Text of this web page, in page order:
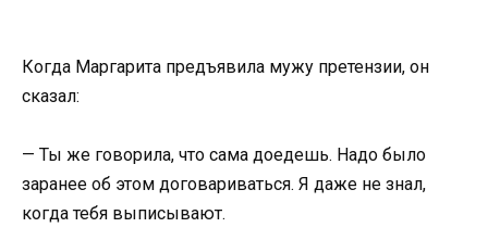
Когда Маргарита предъявила мужу претензии, он
сказал:
— Ты же говорила, что сама доедешь. Надо было
заранее об этом договариваться. Я даже не знал,
когда тебя выписывают.